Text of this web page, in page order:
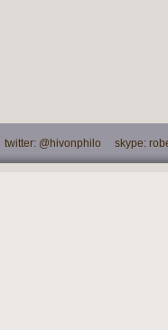
@hivonphilo skype: